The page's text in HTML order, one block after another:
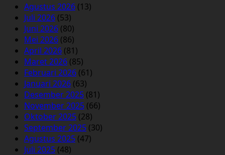
Agustus 2026 (13)
Juli 2026 (53)
Juni 2026 (80)
Mei 2026 (86)
April 2026 (81)
Maret 2026 (85)
Februari 2026 (61)
Januari 2026 (63)
Desember 2025 (81)
November 2025 (66)
Oktober 2025 (28)
September 2025 (30)
Agustus 2025 (47)
Juli 2025 (48)